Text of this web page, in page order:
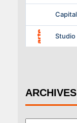
ARCHIVES